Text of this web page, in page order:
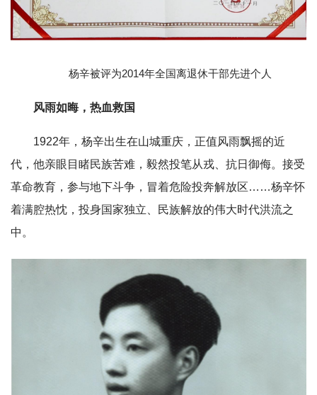
杨辛被评为2014年全国离退休干部先进个人
风雨如晦，热血救国
1922年，杨辛出生在山城重庆，正值风雨飘摇的近
代，他亲眼目睹民族苦难，毅然投笔从戎、抗日御侮。接受
革命教育，参与地下斗争，冒着危险投奔解放区……杨辛怀
着满腔热忱，投身国家独立、民族解放的伟大时代洪流之
中。